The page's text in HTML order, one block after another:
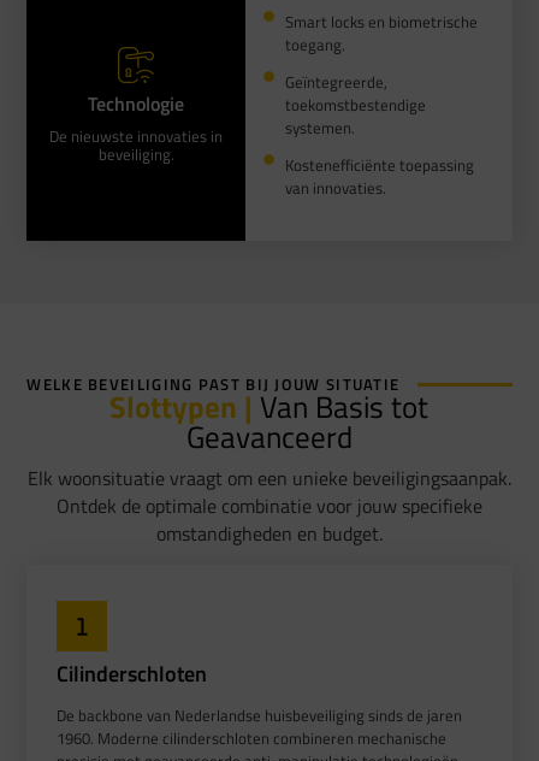
Technologie
De nieuwste innovaties in
beveiliging.
Smart locks en biometrische
toegang.
Geïntegreerde,
toekomstbestendige
systemen.
Kostenefficiënte toepassing
van innovaties.
WELKE BEVEILIGING PAST BIJ JOUW SITUATIE
Slottypen | Van Basis tot
Geavanceerd
Elk woonsituatie vraagt om een unieke beveiligingsaanpak.
Ontdek de optimale combinatie voor jouw specifieke
omstandigheden en budget.
Cilinderschloten
De backbone van Nederlandse huisbeveiliging sinds de jaren
1960. Moderne cilinderschloten combineren mechanische